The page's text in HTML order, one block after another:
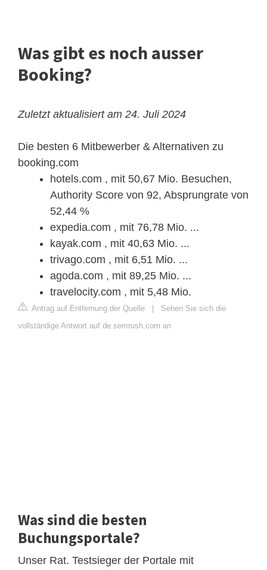
Was gibt es noch ausser
Booking?
Zuletzt aktualisiert am 24. Juli 2024
Die besten 6 Mitbewerber & Alternativen zu
booking.com
hotels.com , mit 50,67 Mio. Besuchen,
Authority Score von 92, Absprungrate von
52,44 %
expedia.com , mit 76,78 Mio. ...
kayak.com , mit 40,63 Mio. ...
trivago.com , mit 6,51 Mio. ...
agoda.com , mit 89,25 Mio. ...
travelocity.com , mit 5,48 Mio.
Antrag auf Entfernung der Quelle
Sehen Sie sich die
vollständige Antwort auf de.semrush.com an
Was sind die besten
Buchungsportale?
Unser Rat. Testsieger der Portale mit